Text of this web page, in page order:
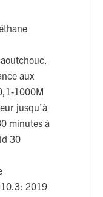
aux
1000M
jusqu’à
minutes à
30
2019